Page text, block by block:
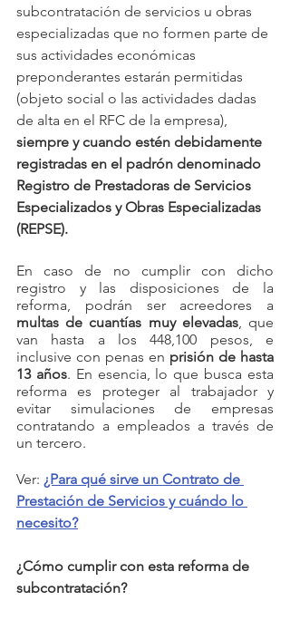
subcontratación de servicios u obras
especializadas que no formen parte de
sus actividades económicas
preponderantes estarán permitidas
(objeto social o las actividades dadas
de alta en el RFC de la empresa),
siempre y cuando estén debidamente
registradas en el padrón denominado
Registro de Prestadoras de Servicios
Especializados y Obras Especializadas
(REPSE).
En caso de no cumplir con dicho
registro y las disposiciones de la
multas de cuantías muy elevadas, que
van hasta a los 448,100 pesos, e
inclusive con penas en prisión de hasta
13 años. En esencia, lo que busca esta
reforma es proteger al trabajador y
evitar simulaciones de empresas
contratando a empleados a través de
un tercero.
Ver: ¿Para qué sirve un Contrato de
Prestación de Servicios y cuándo lo
necesito?
¿Cómo cumplir con esta reforma de
subcontratación?